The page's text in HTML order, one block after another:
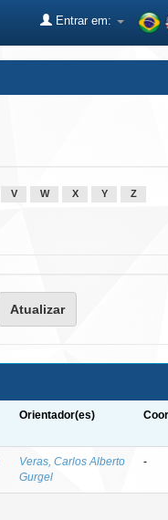
Entrar em:
V W X Y Z
Orientador(es)
Veras, Carlos Alberto
Gurgel
-